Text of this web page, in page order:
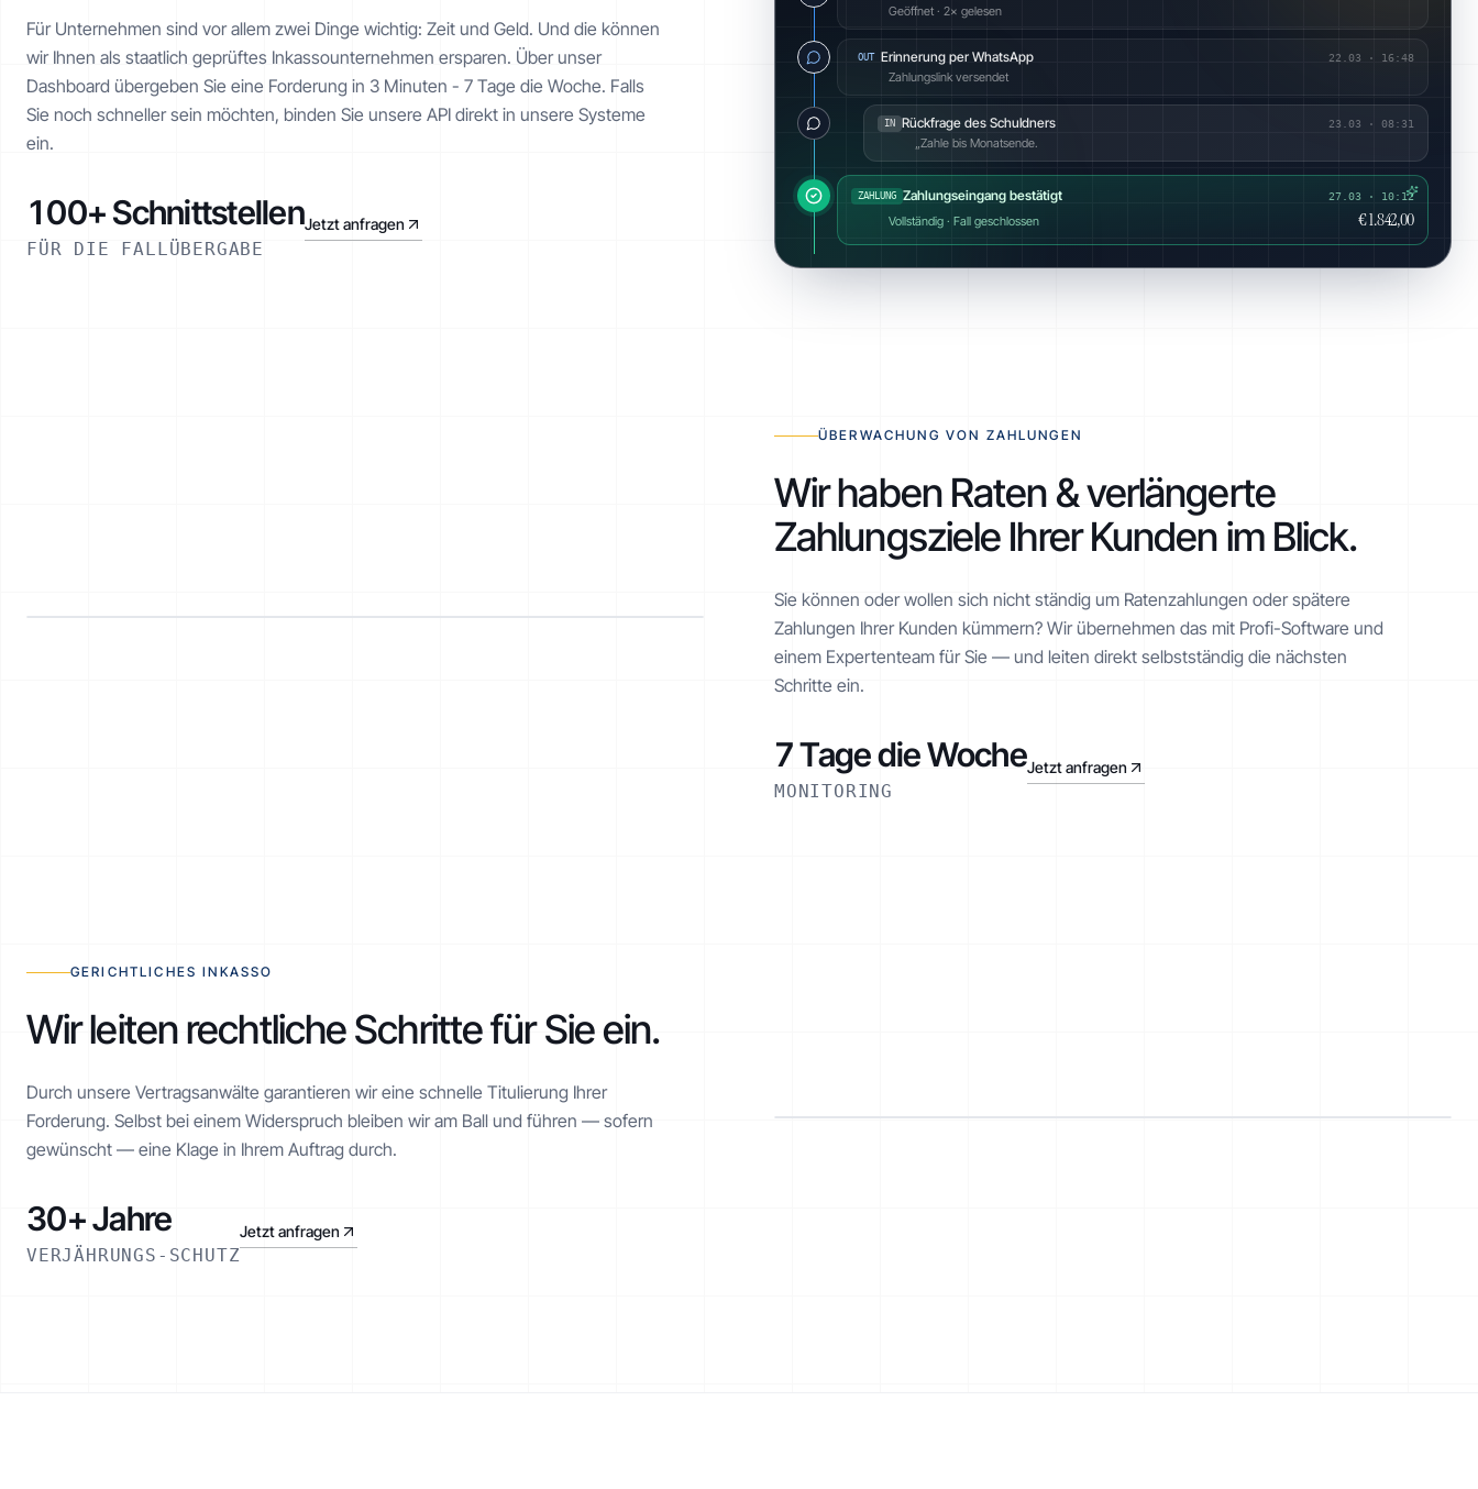
Für Unternehmen sind vor allem zwei Dinge wichtig: Zeit und Geld. Und die können
wir Ihnen als staatlich geprüftes Inkasso­unternehmen ersparen. Über unser
Dashboard übergeben Sie eine Forderung in 3 Minuten - 7 Tage die Woche. Falls
Sie noch schneller sein möchten, binden Sie unsere API direkt in unsere Systeme
ein.
100+ Schnittstellen
FÜR DIE FALLÜBERGABE
Jetzt anfragen
Geöffnet · 2× gelesen
OUT Erinnerung per WhatsApp 22.03 · 16:48
Zahlungslink versendet
IN Rückfrage des Schuldners 23.03 · 08:31
„Zahle bis Monatsende.
ZAHLUNG Zahlungseingang bestätigt 27.03 · 10:12
Vollständig · Fall geschlossen € 1.842,00
ÜBERWACHUNG VON ZAHLUNGEN
Wir haben Raten & verlängerte
Zahlungsziele Ihrer Kunden im Blick.
Sie können oder wollen sich nicht ständig um Ratenzahlungen oder spätere
Zahlungen Ihrer Kunden kümmern? Wir übernehmen das mit Profi-Software und
einem Expertenteam für Sie — und leiten direkt selbstständig die nächsten
Schritte ein.
7 Tage die Woche
MONITORING
Jetzt anfragen
GERICHTLICHES INKASSO
Wir leiten rechtliche Schritte für Sie ein.
Durch unsere Vertragsanwälte garantieren wir eine schnelle Titulierung Ihrer
Forderung. Selbst bei einem Widerspruch bleiben wir am Ball und führen — sofern
gewünscht — eine Klage in Ihrem Auftrag durch.
30+ Jahre
VERJÄHRUNGS-SCHUTZ
Jetzt anfragen